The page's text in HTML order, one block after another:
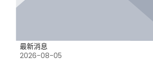
最新消息
2026-08-05